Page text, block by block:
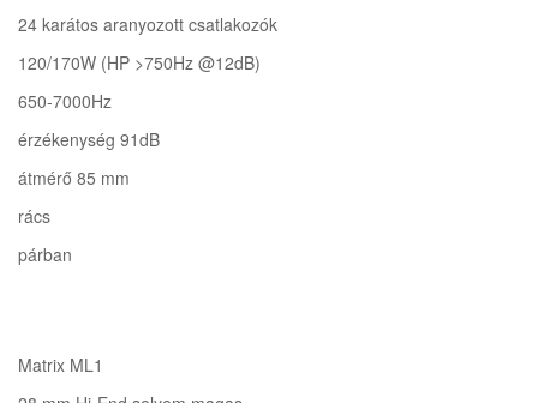
24 karátos aranyozott csatlakozók
120/170W (HP >750Hz @12dB)
650-7000Hz
érzékenység 91dB
átmérő 85 mm
rács
párban
Matrix ML1